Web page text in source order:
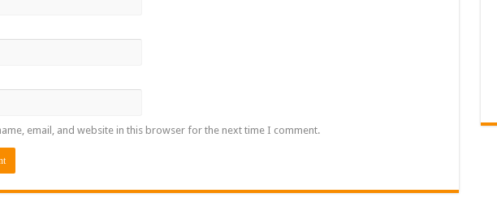
email, and website in this browser for the next time I comment.